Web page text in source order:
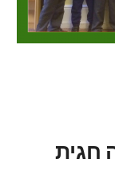
חגית